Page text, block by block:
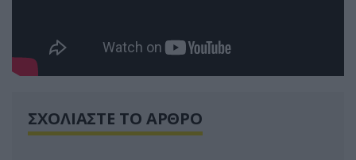
ΣΧΟΛΙΑΣΤΕ ΤΟ ΑΡΘΡΟ